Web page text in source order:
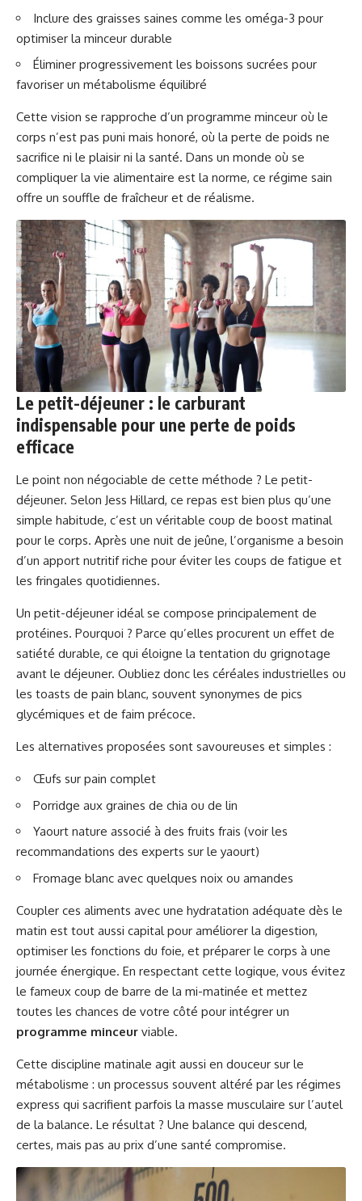
Inclure des graisses saines comme les oméga-3 pour
optimiser la minceur durable
Éliminer progressivement les boissons sucrées pour
favoriser un métabolisme équilibré
Cette vision se rapproche d’un programme minceur où le
corps n’est pas puni mais honoré, où la perte de poids ne
sacrifice ni le plaisir ni la santé. Dans un monde où se
compliquer la vie alimentaire est la norme, ce régime sain
offre un souffle de fraîcheur et de réalisme.
Le petit-déjeuner : le carburant
indispensable pour une perte de poids
efficace
Le point non négociable de cette méthode ? Le petit-
déjeuner. Selon Jess Hillard, ce repas est bien plus qu’une
simple habitude, c’est un véritable coup de boost matinal
pour le corps. Après une nuit de jeûne, l’organisme a besoin
d’un apport nutritif riche pour éviter les coups de fatigue et
les fringales quotidiennes.
Un petit-déjeuner idéal se compose principalement de
protéines. Pourquoi ? Parce qu’elles procurent un effet de
satiété durable, ce qui éloigne la tentation du grignotage
avant le déjeuner. Oubliez donc les céréales industrielles ou
les toasts de pain blanc, souvent synonymes de pics
glycémiques et de faim précoce.
Les alternatives proposées sont savoureuses et simples :
Œufs sur pain complet
Porridge aux graines de chia ou de lin
Yaourt nature associé à des fruits frais (voir les
recommandations des experts sur le yaourt)
Fromage blanc avec quelques noix ou amandes
Coupler ces aliments avec une hydratation adéquate dès le
matin est tout aussi capital pour améliorer la digestion,
optimiser les fonctions du foie, et préparer le corps à une
journée énergique. En respectant cette logique, vous évitez
le fameux coup de barre de la mi-matinée et mettez
toutes les chances de votre côté pour intégrer un
programme minceur viable.
Cette discipline matinale agit aussi en douceur sur le
métabolisme : un processus souvent altéré par les régimes
express qui sacrifient parfois la masse musculaire sur l’autel
de la balance. Le résultat ? Une balance qui descend,
certes, mais pas au prix d’une santé compromise.